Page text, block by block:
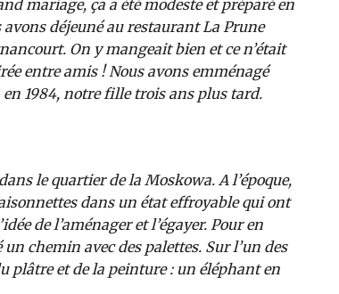
mariage, ça a été modeste et préparé en
déjeuné au restaurant La Prune
On y mangeait bien et ce n’était
entre amis ! Nous avons emménagé
1984, notre fille trois ans plus tard.
le quartier de la Moskowa. A l’époque,
dans un état effroyable qui ont
de l’aménager et l’égayer. Pour en
chemin avec des palettes. Sur l’un des
plâtre et de la peinture : un éléphant en